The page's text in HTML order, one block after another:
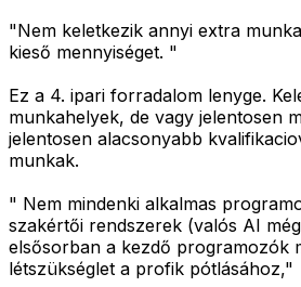
"Nem keletkezik annyi extra
kieső mennyiséget. "
Ez a 4. ipari forradalom lenyge.
munkahelyek, de vagy jelentosen
jelentosen alacsonyabb
munkak.
" Nem mindenki alkalmas
szakértői rendszerek (valós AI
elsősorban a kezdő programozók
létszükséglet a profik pótlásához,"